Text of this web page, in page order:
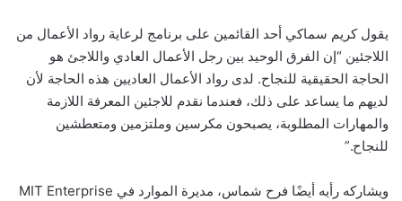
يقول كريم سماكي أحد القائمين على برنامج لرعاية رواد الأعمال من
اللاجئين “إن الفرق الوحيد بين رجل الأعمال العادي واللاجئ هو
الحاجة الحقيقية للنجاح. لدى رواد الأعمال العاديين هذه الحاجة لأن
لديهم ما يساعد على ذلك، فعندما نقدم للاجئين المعرفة اللازمة
والمهارات المطلوبة، يصبحون مكرسين وملتزمين ومتعطشين
للنجاح.”
ويشاركه رأيه أيضًا فرح شماس، مديرة الموارد في MIT Enterprise